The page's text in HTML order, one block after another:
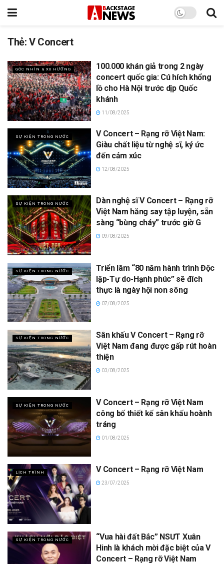
Thẻ:V Concert
GÓC NHÌN & XU HƯỚNG
100.000 khán giả trong 2 ngày
concert quốc gia: Cú hích khổng
lồ cho Hà Nội trước dịp Quốc
khánh
11/08/2025
SỰ KIỆN TRONG NƯỚC
V Concert – Rạng rỡ Việt Nam:
Giàu chất liệu từ nghệ sĩ, ký ức
đến cảm xúc
12/08/2025
SỰ KIỆN TRONG NƯỚC
Dàn nghệ sĩ V Concert – Rạng rỡ
Việt Nam hăng say tập luyện, sẵn
sàng “bùng cháy” trước giờ G
09/08/2025
SỰ KIỆN TRONG NƯỚC
Triển lãm “80 năm hành trình Độc
lập-Tự do-Hạnh phúc” sẽ đích
thực là ngày hội non sông
07/08/2025
SỰ KIỆN TRONG NƯỚC
Sân khấu V Concert – Rạng rỡ
Việt Nam đang được gấp rút hoàn
thiện
03/08/2025
SỰ KIỆN TRONG NƯỚC
V Concert – Rạng rỡ Việt Nam
công bố thiết kế sân khấu hoành
tráng
01/08/2025
LỊCH TRÌNH V Concert – Rạng rỡ Việt Nam
23/07/2025
SỰ KIỆN TRONG NƯỚC
“Vua hài đất Bắc” NSƯT Xuân
Hinh là khách mời đặc biệt của V
Concert – Rạng rỡ Việt Nam